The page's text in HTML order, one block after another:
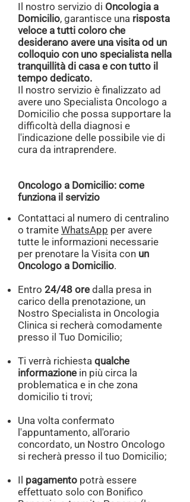
Il nostro servizio di Oncologia a
Domicilio, garantisce una risposta
veloce a tutti coloro che
desiderano avere una visita od un
colloquio con uno specialista nella
tranquillità di casa e con tutto il
tempo dedicato.
Il nostro servizio è finalizzato ad
avere uno Specialista Oncologo a
Domicilio che possa supportare la
difficoltà della diagnosi e
l'indicazione delle possibile vie di
cura da intraprendere.
Oncologo a Domicilio: come
funziona il servizio
Contattaci al numero di centralino
o tramite WhatsApp per avere
tutte le informazioni necessarie
per prenotare la Visita con un
Oncologo a Domicilio.
Entro 24/48 ore dalla presa in
carico della prenotazione, un
Nostro Specialista in Oncologia
Clinica si recherà comodamente
presso il Tuo Domicilio;
Ti verrà richiesta qualche
informazione in più circa la
problematica e in che zona
domicilio ti trovi;
Una volta confermato
l'appuntamento, all'orario
concordato, un Nostro Oncologo
si recherà presso il tuo Domicilio;
Il pagamento potrà essere
effettuato solo con Bonifico